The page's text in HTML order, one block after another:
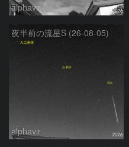
alphavir
夜半前の流星S (26-08-05)
alphavir